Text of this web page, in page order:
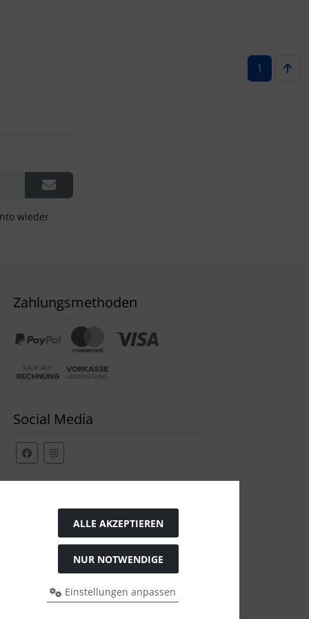
1
wieder
Zahlungsmethoden
Social Media
ALLE AKZEPTIEREN
NUR NOTWENDIGE
Einstellungen anpassen